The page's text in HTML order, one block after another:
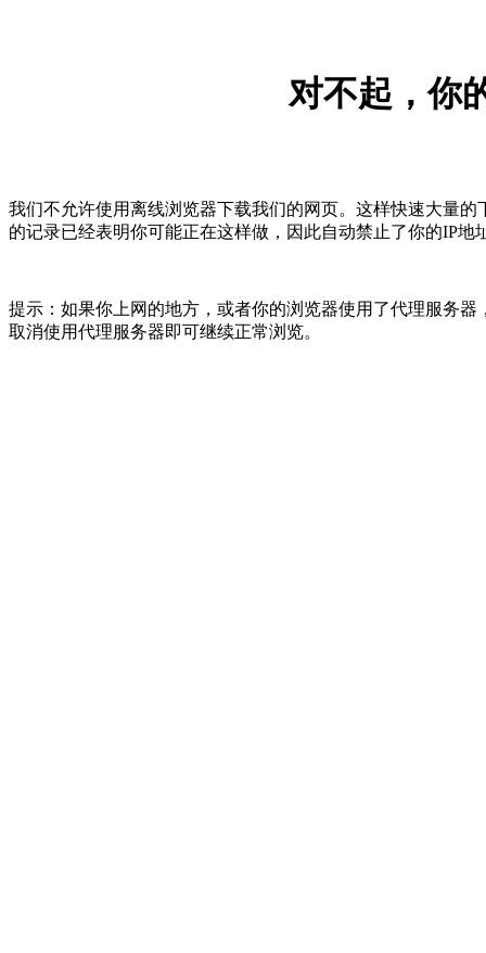
对不起，你
我们不允许使用离线浏览器下载我们的网页。这样快速大量
的记录已经表明你可能正在这样做，因此自动禁止了你的IP
提示：如果你上网的地方，或者你的浏览器使用了代理服务
取消使用代理服务器即可继续正常浏览。